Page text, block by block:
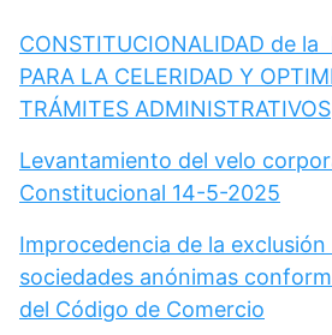
CONSTITUCIONALIDAD de la
PARA LA CELERIDAD Y
TRÁMITES ADMINISTRATIVOS
Levantamiento del velo
Constitucional 14-5-2025
Improcedencia de la
sociedades anónimas
del Código de Comercio